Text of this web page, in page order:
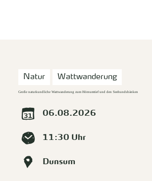
Natur Wattwanderung
Große naturkundliche Wattwanderung zum Hörnumtief und den Seehundsbänken
06.08.2026
11:30 Uhr
Dunsum